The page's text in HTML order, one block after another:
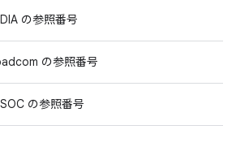
の参照番号
の参照番号
の参照番号